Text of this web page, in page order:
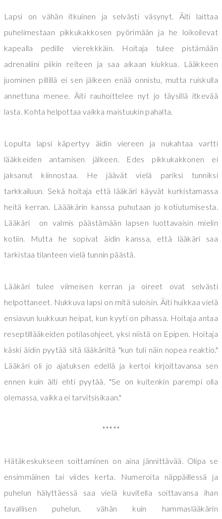
Lapsi on vähän itkuinen ja selvästi väsynyt. Äiti laittaa
puhelimestaan pikkukakkosen pyörimään ja he loikoilevat
kapealla pedille vierekkkäin. Hoitaja tulee pistämään
adrenaliini piikin reiteen ja saa aikaan kiukkua. Lääkkeen
juominen pillillä ei sen jälkeen enää onnistu, mutta ruiskulla
annettuna menee. Äiti rauhoittelee nyt jo täysillä itkevää
lasta. Kohta helpottaa vaikka maistuukin pahalta.
Lopulta lapsi käpertyy äidin viereen ja nukahtaa vartti
lääkkeiden antamisen jälkeen. Edes pikkukakkonen ei
jaksanut kiinnostaa. He jäävät vielä pariksi tunniksi
tarkkailuun. Sekä hoitaja että lääkäri käyvät kurkistamassa
heitä kerran. Läääkärin kanssa puhutaan jo kotiutumisesta.
Lääkäri on valmis päästämään lapsen luottavaisin mielin
kotiin. Mutta he sopivat äidin kanssa, että lääkäri saa
tarkistaa tilanteen vielä tunnin päästä.
Lääkäri tulee viimeisen kerran ja oireet ovat selvästi
helpottaneet. Nukkuva lapsi on mitä suloisin. Äiti huikkaa vielä
ensiavun luukkuun heipat, kun kyyti on pihassa. Hoitaja antaa
reseptillääkeiden potilasohjeet, yksi niistä on Epipen. Hoitaja
käski äidin pyytää sitä lääkäriltä "kun tuli näin nopea reaktio."
Lääkäri oli jo ajatuksen edellä ja kertoi kirjoittavansa sen
ennen kuin äiti ehti pyytää. "Se on kuitenkin parempi olla
olemassa, vaikka ei tarvitsisikaan."
*****
Hätäkeskukseen soittaminen on aina jännittävää. Olipa se
ensimmäinen tai viides kerta. Numeroita näppäillessä ja
puhelun hälyttäessä saa vielä kuvitella soittavansa ihan
tavallisen puhelun, vähän kuin hammaslääkärin